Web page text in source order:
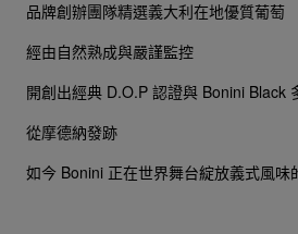
品牌創辦團隊精選義大利在地優質葡萄
經由自然熟成與嚴謹監控
開創出經典 D.O.P 認證與 Bonini Black
從摩德納發跡
如今 Bonini 正在世界舞台綻放義式風味